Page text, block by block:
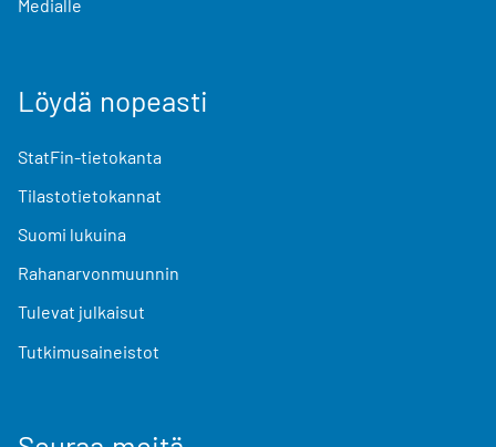
Medialle
Löydä nopeasti
StatFin-tietokanta
Tilastotietokannat
Suomi lukuina
Rahanarvonmuunnin
Tulevat julkaisut
Tutkimusaineistot